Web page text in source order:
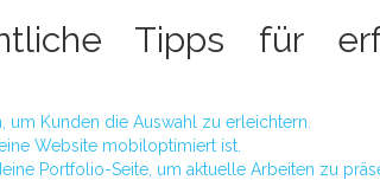
Tipps für
um Kunden die Auswahl zu erleichtern.
Website mobiloptimiert ist.
Portfolio-Seite, um aktuelle Arbeiten zu